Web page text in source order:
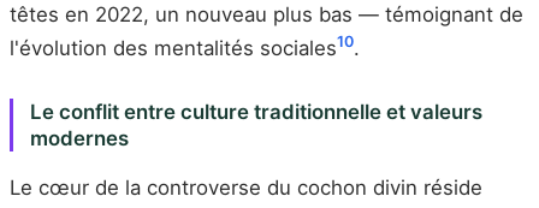
têtes en 2022, un nouveau plus bas — témoignant de
l'évolution des mentalités sociales10.
Le conflit entre culture traditionnelle et valeurs
modernes
Le cœur de la controverse du cochon divin réside